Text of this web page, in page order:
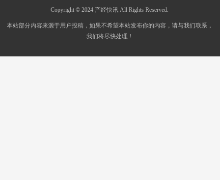
Copyright © 2024 产经快讯 All Rights Reserved.
本站部分内容来源于用户投稿，如果不希望本站发布你的内容，请与我们联系，
我们将尽快处理！